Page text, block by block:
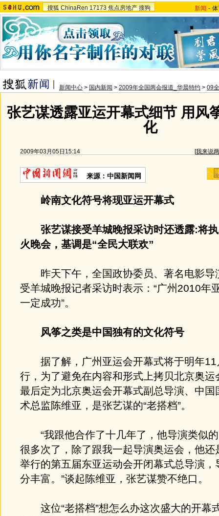
搜狐 ChinaRen 17173 焦点房地产 搜狗 新闻 -
新闻中心 > 国内新闻 > 2009年全国两会报道_华晨特约 > 09
张艺谋透露亚运开幕式细节 用风
化
2009年03月05日15:14 [我来说
来源：中国新闻网
岭南文化符号将现亚运开幕式
张艺谋接受羊城晚报采访时还透露:将
火晚会，基调是“全民大联欢”
昨天下午，全国政协委员、著名电影导
受羊城晚报记者采访时表示：“广州2010年
一定成功”。
风筝之类是中国独有的文化符号
据了解，广州亚运会开幕式将于明年11
行，为了避免在内容和形式上拷贝北京奥运
最后定为北京奥运会开幕式副总导演、中国
术总监陈维亚，是张艺谋的“老搭档”。
“我跟他合作了十几年了，他导演类似的
很多次了，除了跟我一起导演奥运会，他还
举行的第五届东亚运动会开闭幕式总导演，
分丰富。”谈起陈维亚，张艺谋赞不绝口。
这位“老搭档”想怎么办这次盛大的开幕